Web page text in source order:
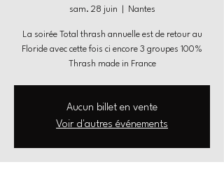
sam. 28 juin Nantes
La soirée Total thrash annuelle est de retour au
Floride avec cette fois ci encore 3 groupes 100%
Thrash made in France
Aucun billet en vente
Voir d'autres événements